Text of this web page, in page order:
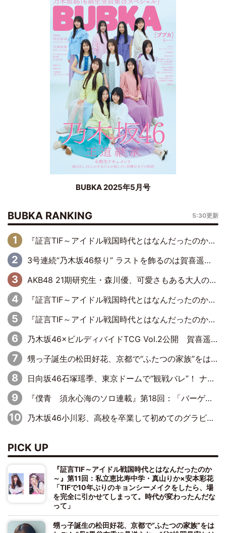
BUBKA 2025年5月号
BUBKA RANKING 5:30更新
『証言TIF～アイドル戦国時代とはなんだったのか～』第6回：でんぱ組.inc・古川未鈴×相沢梨紗「『ハロプロやりたかったな』って言ったら、夢眠ねむさんに『てめえはでんぱ組．incなんだよ！』って肩パンされて(笑)」
3号連続“乃木坂46祭り” ラストを飾るのは賀喜遥香…5年ぶりの登場に「5年分大人になった私を見ていただけたら」
AKB48 21期研究生・森川優、可愛さもある大人の女性に
『証言TIF～アイドル戦国時代とはなんだったのか～』第11回：私立恵比寿中学・真山りか×安本彩花「TIFで10年ぶりのキョンシーメイクをしたら、場を完全に引かせてしまって。時代が変わったんだなって」
『証言TIF～アイドル戦国時代とはなんだったのか～』第10回：さくら学院・武藤彩未×飯田らうら「正直、中3で辞めるというのを信じてなくて。そう言われてはいたけど、嘘でしょって」
乃木坂46×ビルディバイドTCG Vol.2公開 賀喜遥香＆田村真佑が『京まふ』ステージに登壇
甥っ子誕生の松田好花、京都で“ふたつの家族”をはしご！ “母”黒谷友香に見送られ、“父”松岡昌宏とはハシゴ酒
日向坂46石塚瑶季、東京ドームで“観戦バレ”！ ナイツ・塙も認めた「巨人に詳しすぎるアイドル」は元VENUSスクール生で杉内コーチ推し⁉
『僕青 須永心海のソロ連載』第18回：「バーゲンセールハンターみうな inしまむら」編
乃木坂46小川彩、高校を卒業して初めてのグラビア「大人になった感じがしました(笑)」
PICK UP
『証言TIF～アイドル戦国時代とはなんだったのか
～』第11回：私立恵比寿中学・真山りか×安本彩花
「TIFで10年ぶりのキョンシーメイクをしたら、場
を完全に引かせてしまって。時代が変わったんだな
って」
甥っ子誕生の松田好花、京都で“ふたつの家族”をは